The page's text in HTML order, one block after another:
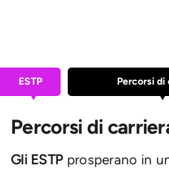
ESTP Percorsi di
Percorsi di
Gli ESTP prosperano in